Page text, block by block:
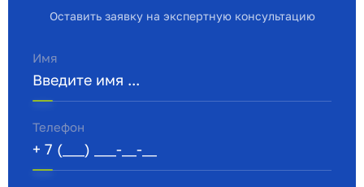
Оставить заявку на экспертную консультацию
Имя
Телефон